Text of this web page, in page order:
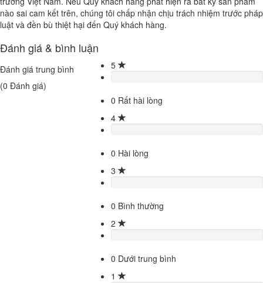
nào sai cam kết trên, chúng tôi chấp nhận chịu trách nhiệm trước pháp
luật và đền bù thiệt hại đến Quý khách hàng.
Đánh giá & bình luận
Đánh giá trung bình
(0 Đánh giá)
5
0 Rất hài lòng
4
0 Hài lòng
3
0 Bình thường
2
0 Dưới trung bình
1